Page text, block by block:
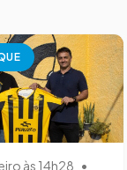
às 14h28 •